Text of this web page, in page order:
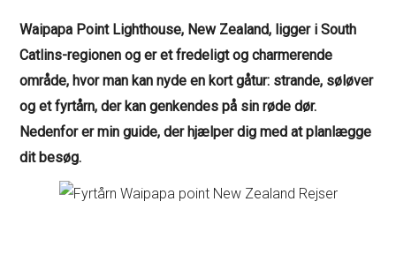
Waipapa Point Lighthouse, New Zealand, ligger i South
Catlins-regionen og er et fredeligt og charmerende
område, hvor man kan nyde en kort gåtur: strande, søløver
og et fyrtårn, der kan genkendes på sin røde dør.
Nedenfor er min guide, der hjælper dig med at planlægge
dit besøg.